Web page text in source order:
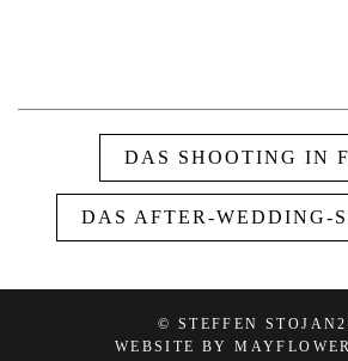
DAS SHOOTING IN
DAS AFTER-WEDDING-
© STEFFEN STOJAN
WEBSITE BY